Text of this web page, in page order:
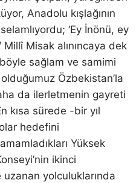
Anadolu kışlağının
‘Ey İnönü, ey
Misak alınıncaya dek
sağlam ve samimi
Özbekistan’la
da ilerletmenin gayreti
kısa sürede -bir yıl
hedefini
Yüksek
ikinci
uzanan yolculuklarında